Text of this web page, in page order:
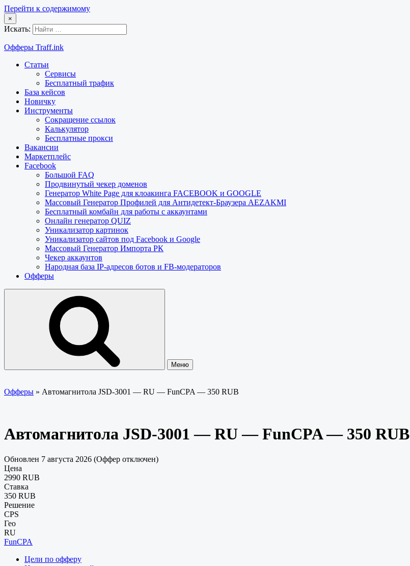
Перейти к содержимому
×
Искать:
Офферы Traff.ink
Статьи
Сервисы
Бесплатный трафик
База кейсов
Новичку
Инструменты
Сокращение ссылок
Калькулятор
Бесплатные прокси
Вакансии
Маркетплейс
Facebook
Большой FAQ
Продвинутый чекер доменов
Генератор White Page для клоакинга FACEBOOK и GOOGLE
Массовый Генератор Профилей для Антидетект-Браузера AEZAKMI
Бесплатный комбайн для работы с аккаунтами
Онлайн генератор QUIZ
Уникализатор картинок
Уникализатор сайтов под Facebook и Google
Массовый Генератор Импорта РК
Чекер аккаунтов
Народная база IP-адресов ботов и FB-модераторов
Офферы
Меню
Офферы » Автомагнитола JSD-3001 — RU — FunCPA — 350 RUB
Автомагнитола JSD-3001 — RU — FunCPA — 350 RUB
Обновлен 7 августа 2026 (Оффер отключен)
Цена
2990 RUB
Ставка
350 RUB
Решение
CPS
Гео
RU
FunCPA
Цели по офферу